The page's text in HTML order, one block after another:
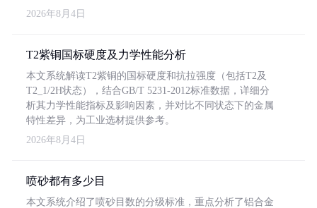
2026年8月4日
T2紫铜国标硬度及力学性能分析
本文系统解读T2紫铜的国标硬度和抗拉强度（包括T2及
T2_1/2H状态），结合GB/T 5231-2012标准数据，详细分
析其力学性能指标及影响因素，并对比不同状态下的金属
特性差异，为工业选材提供参考。
2026年8月4日
喷砂都有多少目
本文系统介绍了喷砂目数的分级标准，重点分析了铝合金